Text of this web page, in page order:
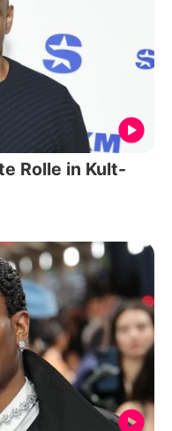
Rolle in Kult-